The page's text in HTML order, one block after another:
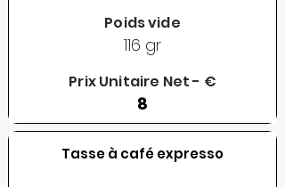
Poids vide
116 gr
Prix Unitaire Net - €
8
Tasse à café expresso